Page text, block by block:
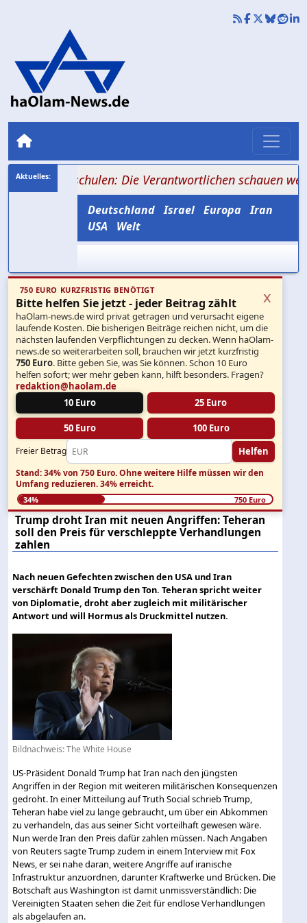
Die Verantwortlichen schauen weg +++
Deutschland Israel Europa Iran
USA
Welt
750 EURO KURZFRISTIG BENÖTIGT
Bitte helfen Sie jetzt - jeder Beitrag zählt
haOlam-news.de wird privat getragen und verursacht eigene
laufende Kosten. Die bisherigen Beiträge reichen nicht, um die
nächsten laufenden Verpflichtungen zu decken. Wenn haOlam-
news.de so weiterarbeiten soll, brauchen wir jetzt kurzfristig
750 Euro. Bitte geben Sie, was Sie können. Schon 10 Euro
helfen sofort; wer mehr geben kann, hilft besonders. Fragen?
redaktion@haolam.de
10 Euro
25 Euro
50 Euro 100 Euro
Freier Betrag Helfen
x
Stand: 34% von 750 Euro.Ohne weitere Hilfe müssen wir den
Umfang reduzieren.34% erreicht.
34% 750 Euro
Trump droht Iran mit neuen Angriffen: Teheran
soll den Preis für verschleppte Verhandlungen
zahlen
Nach neuen Gefechten zwischen den USA und Iran
verschärft Donald Trump den Ton. Teheran spricht weiter
von Diplomatie, droht aber zugleich mit militärischer
Antwort und will Hormus als Druckmittel nutzen.
Bildnachweis: The White House
US-Präsident Donald Trump hat Iran nach den jüngsten
Angriffen in der Region mit weiteren militärischen Konsequenzen
gedroht. In einer Mitteilung auf Truth Social schrieb Trump,
Teheran habe viel zu lange gebraucht, um über ein Abkommen
zu verhandeln, das aus seiner Sicht vorteilhaft gewesen wäre.
Nun werde Iran den Preis dafür zahlen müssen. Nach Angaben
von Reuters sagte Trump zudem in einem Interview mit Fox
News, er sei nahe daran, weitere Angriffe auf iranische
Infrastruktur anzuordnen, darunter Kraftwerke und Brücken. Die
Botschaft aus Washington ist damit unmissverständlich: Die
Vereinigten Staaten sehen die Zeit für endlose Verhandlungen
als abgelaufen an.